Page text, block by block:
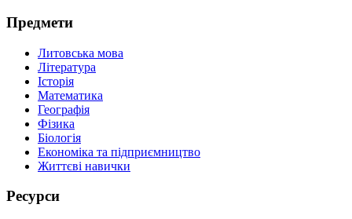
Предмети
Литовська мова
Література
Історія
Математика
Географія
Фізика
Біологія
Економіка та підприємництво
Життєві навички
Ресурси